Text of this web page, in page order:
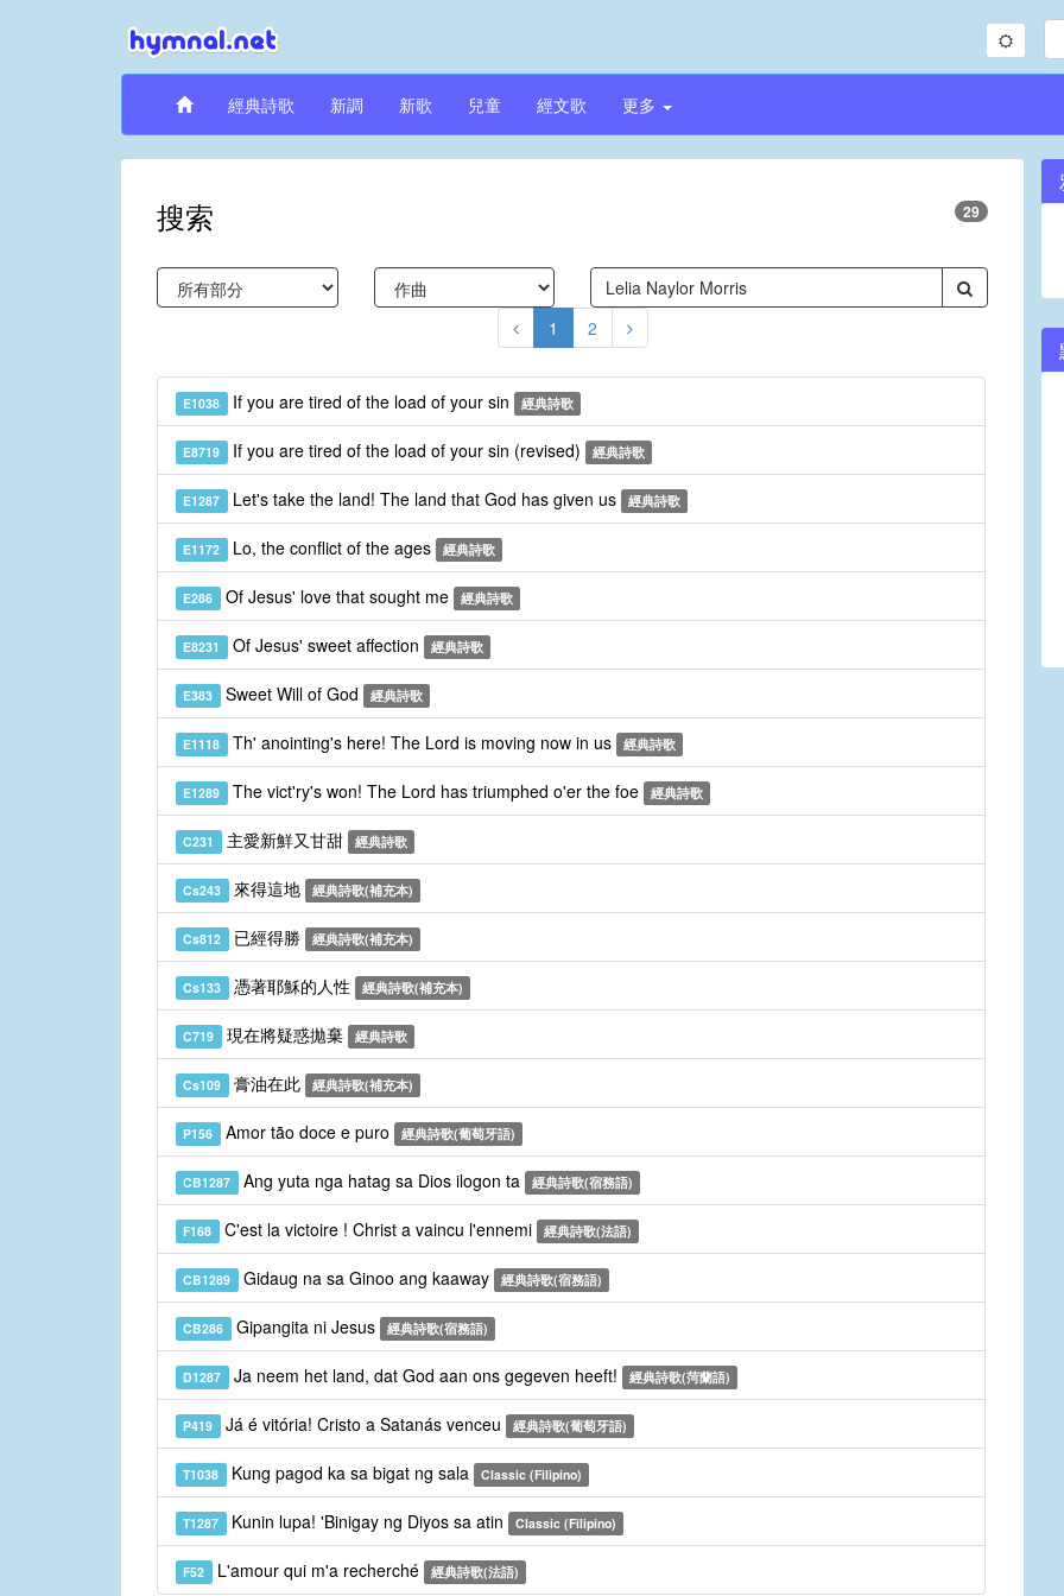
經典詩歌 新調 新歌 兒童 經文歌 更多
搜索 29
1 2
E1038 If you are tired of the load of your sin 經典詩歌
E8719 If you are tired of the load of your sin (revised) 經典詩歌
E1287 Let's take the land! The land that God has given us 經典詩歌
E1172 Lo, the conflict of the ages 經典詩歌
E286 Of Jesus' love that sought me 經典詩歌
E8231 Of Jesus' sweet affection 經典詩歌
E383 Sweet Will of God 經典詩歌
E1118 Th' anointing's here! The Lord is moving now in us 經典詩歌
E1289 The vict'ry's won! The Lord has triumphed o'er the foe 經典詩歌
C231 主愛新鮮又甘甜 經典詩歌
Cs243 來得這地 經典詩歌(補充本)
Cs812 已經得勝 經典詩歌(補充本)
Cs133 憑著耶穌的人性 經典詩歌(補充本)
C719 現在將疑惑拋棄 經典詩歌
Cs109 膏油在此 經典詩歌(補充本)
P156 Amor tão doce e puro 經典詩歌(葡萄牙語)
CB1287 Ang yuta nga hatag sa Dios ilogon ta 經典詩歌(宿務語)
F168 C'est la victoire ! Christ a vaincu l'ennemi 經典詩歌(法語)
CB1289 Gidaug na sa Ginoo ang kaaway 經典詩歌(宿務語)
CB286 Gipangita ni Jesus 經典詩歌(宿務語)
D1287 Ja neem het land, dat God aan ons gegeven heeft! 經典詩歌(菏蘭語)
P419 Já é vitória! Cristo a Satanás venceu 經典詩歌(葡萄牙語)
T1038 Kung pagod ka sa bigat ng sala Classic (Filipino)
T1287 Kunin lupa! 'Binigay ng Diyos sa atin Classic (Filipino)
F52 L'amour qui m'a recherché 經典詩歌(法語)